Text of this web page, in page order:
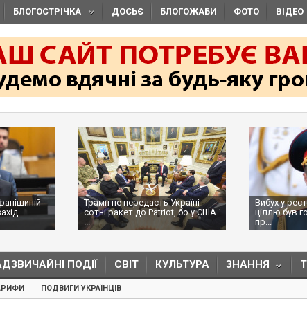
БЛОГОСТРІЧКА ДОСЬЄ БЛОГОЖАБИ ФОТО ВІДЕО
Трамп не передасть Україні
сотні ракет до Patriot, бо у США
...
Вибух у
ціллю був
пр...
ПОДІЇ СВІТ КУЛЬТУРА ЗНАННЯ
ПОДВИГИ УКРАЇНЦІВ